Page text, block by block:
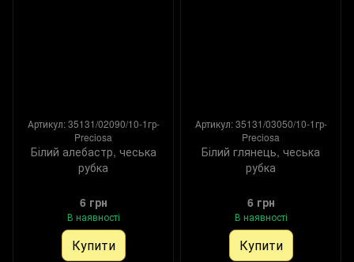
Артикул: 35131/02090/10-1гр-
Preciosa
Білий алебастр, чеська
рубка
6 грн
В наявності
Купити
Артикул: 35131/03050/10-1гр-
Preciosa
Білий глянець, чеська
рубка
6 грн
В наявності
Купити